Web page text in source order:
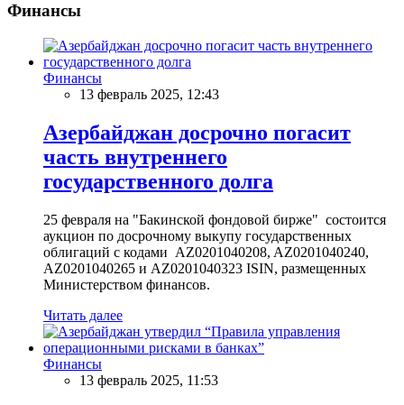
Финансы
Финансы
13 февраль 2025, 12:43
Азербайджан досрочно погасит
часть внутреннего
государственного долга
25 февраля на "Бакинской фондовой бирже" состоится
аукцион по досрочному выкупу государственных
облигаций с кодами AZ0201040208, AZ0201040240,
AZ0201040265 и AZ0201040323 ISIN, размещенных
Министерством финансов.
Читать далее
Финансы
13 февраль 2025, 11:53